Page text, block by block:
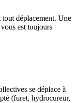
déplacement. Une
est toujours
se déplace à
(furet, hydrocureur,